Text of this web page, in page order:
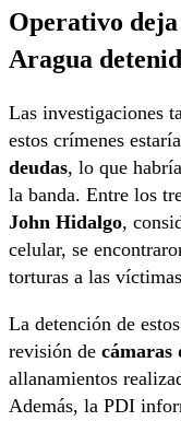
Operativo
Aragua
Las investigaciones
estos crímenes
deudas, lo que
la banda. Entre los
John Hidalgo,
celular, se
torturas a las
La detención de
revisión de cámaras
allanamientos
Además, la PDI